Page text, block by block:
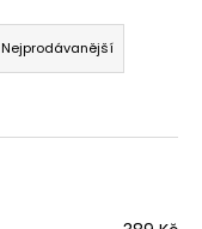
Nejprodávanější